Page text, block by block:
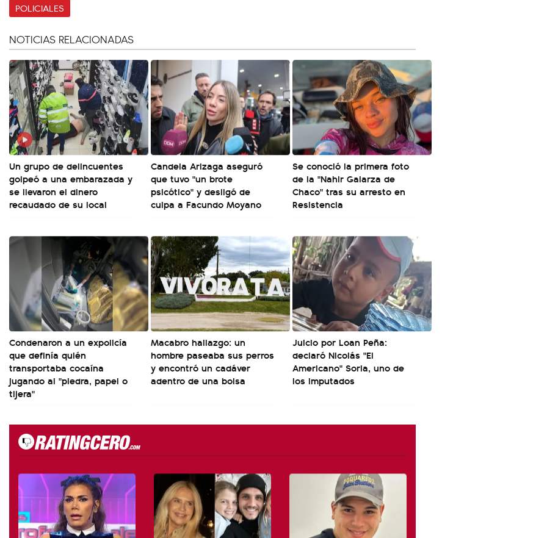
POLICIALES
NOTICIAS RELACIONADAS
Un grupo de delincuentes
golpeó a una embarazada y
se llevaron el dinero
recaudado de su local
Candela Arizaga aseguró
que tuvo "un brote
psicótico" y desligó de
culpa a Facundo Moyano
Se conoció la primera foto
de la "Nahir Galarza de
Chaco" tras su arresto en
Resistencia
Condenaron a un expolicía
que definía quién
transportaba cocaína
jugando al "piedra, papel o
tijera"
Macabro hallazgo: un
hombre paseaba sus perros
y encontró un cadáver
adentro de una bolsa
Juicio por Loan Peña:
declaró Nicolás "El
Americano" Soria, uno de
los imputados